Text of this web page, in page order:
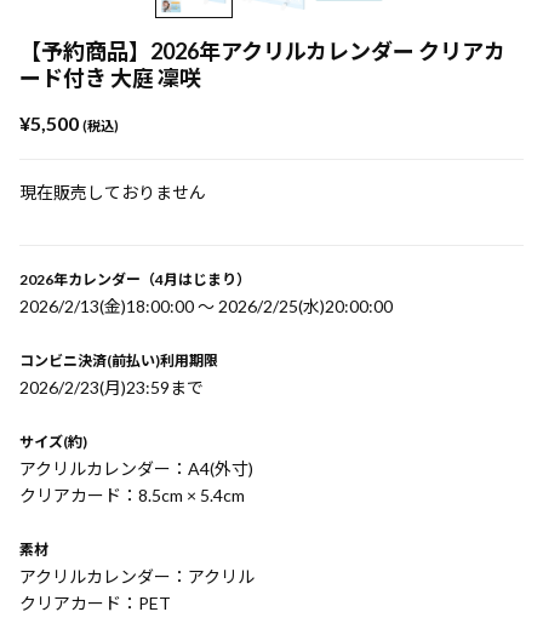
【予約商品】2026年アクリルカレンダー クリアカ
ード付き 大庭 凜咲
¥5,500 (税込)
現在販売しておりません
2026年カレンダー（4月はじまり）
2026/2/13(金)18:00:00 〜 2026/2/25(水)20:00:00
コンビニ決済(前払い)利用期限
2026/2/23(月)23:59まで
サイズ(約)
アクリルカレンダー：A4(外寸)
クリアカード：8.5cm × 5.4cm
素材
アクリルカレンダー：アクリル
クリアカード：PET